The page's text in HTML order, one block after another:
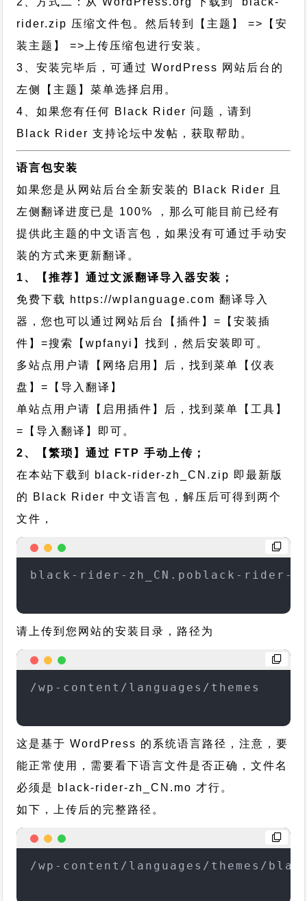
rider.zip 压缩文件包。然后转到【主题】 =>【安
装主题】 =>上传压缩包进行安装。
3、安装完毕后，可通过 WordPress 网站后台的
左侧【主题】菜单选择启用。
4、如果您有任何 Black Rider 问题，请到
Black Rider 支持论坛中发帖，获取帮助。
语言包安装
如果您是从网站后台全新安装的 Black Rider 且
左侧翻译进度已是 100% ，那么可能目前已经有
提供此主题的中文语言包，如果没有可通过手动安
装的方式来更新翻译。
1、【推荐】通过文派翻译导入器安装；
免费下载 https://wplanguage.com 翻译导入
器，您也可以通过网站后台【插件】=【安装插
件】=搜索【wpfanyi】找到，然后安装即可。
多站点用户请【网络启用】后，找到菜单【仪表
盘】=【导入翻译】
单站点用户请【启用插件】后，找到菜单【工具】
=【导入翻译】即可。
2、【繁琐】通过 FTP 手动上传；
在本站下载到 black-rider-zh_CN.zip 即最新版
的 Black Rider 中文语言包，解压后可得到两个
文件，
black-rider-zh_CN.poblack-rider-
请上传到您网站的安装目录，路径为
/wp-content/languages/themes
这是基于 WordPress 的系统语言路径，注意，要
能正常使用，需要看下语言文件是否正确，文件名
必须是 black-rider-zh_CN.mo 才行。
如下，上传后的完整路径。
/wp-content/languages/themes/